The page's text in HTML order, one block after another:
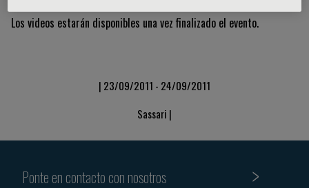
Los videos estarán disponibles una vez finalizado el evento.
| 23/09/2011 - 24/09/2011
Sassari |
Ponte en contacto con nosotros